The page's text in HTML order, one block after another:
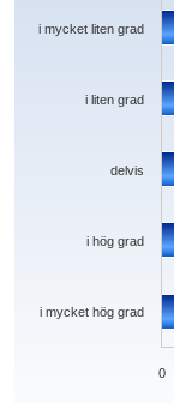
The chart has 1 Y axis
i mycket hög grad
i hög grad
delvis
i liten grad
i mycket liten grad
0